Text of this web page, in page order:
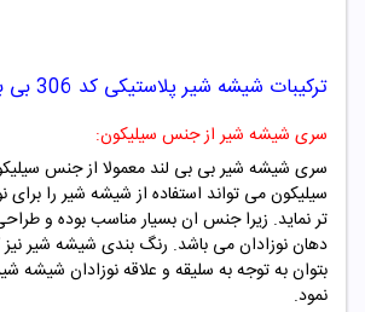
ترکیبات شیشه شیر پلاستیکی کد 306بی
سری شیشه شیر از جنس سیلیکون:
سری شیشه شیر بی بی لند معمولا از جنس
سیلیکون می تواند استفاده از شیشه شیر را برای
تر نماید. زیرا جنس ان بسیار مناسب بوده و
دهان نوزادان می باشد. رنگ بندی شیشه شیر
بتوان به توجه به سلیقه و علاقه نوزادان شیشه
نمود.